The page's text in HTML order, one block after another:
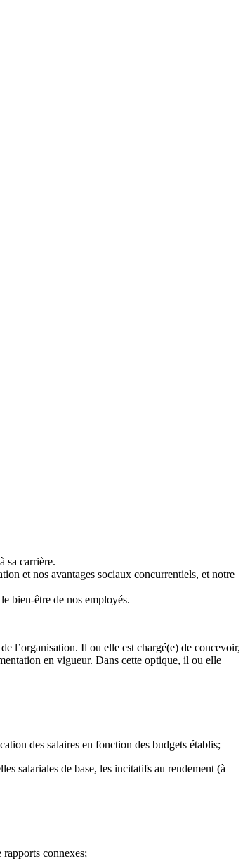
sa carrière.
et nos avantages sociaux concurrentiels, et notre
bien-être de nos employés.
l’organisation. Il ou elle est chargé(e) de concevoir,
en vigueur. Dans cette optique, il ou elle
des salaires en fonction des budgets établis;
salariales de base, les incitatifs au rendement (à
connexes;